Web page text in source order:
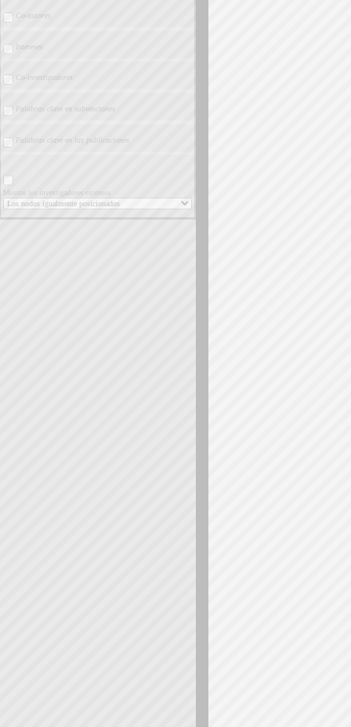
Co-autores
Intereses
Co-investigadores
Palabras clave en subvenciones
Palabras clave en las publicaciones
Mostrar los investigadores externos